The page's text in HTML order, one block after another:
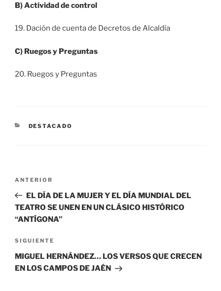
B) Actividad de control
19. Dación de cuenta de Decretos de Alcaldía
C) Ruegos y Preguntas
20. Ruegos y Preguntas
CATEGORÍAS
DESTACADO
entradas
Entrada
anterior:
ANTERIOR
EL DÍA DE LA MUJER Y EL DÍA MUNDIAL DEL
TEATRO SE UNEN EN UN CLÁSICO HISTÓRICO
“ANTÍGONA”
Siguiente
entrada
SIGUIENTE
MIGUEL HERNÁNDEZ… LOS VERSOS QUE CRECEN
EN LOS CAMPOS DE JAÉN